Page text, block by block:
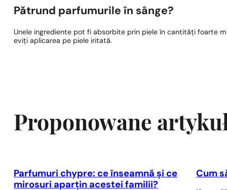
Pătrund parfumurile în sânge?
Unele ingrediente pot fi absorbite prin piele în cantități foarte
eviți aplicarea pe piele iritată.
Proponowane
Parfumuri chypre: ce înseamnă și ce
mirosuri aparțin acestei familii?
Cum